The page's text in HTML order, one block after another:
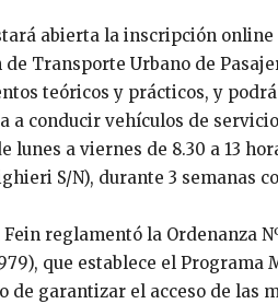
abierta la inscripción online
Transporte Urbano de
teóricos y prácticos, y
a conducir vehículos de
lunes a viernes de 8.30 a 13
S/N), durante 3 semanas
reglamentó la Ordenanza
que establece el Programa
de garantizar el acceso de las